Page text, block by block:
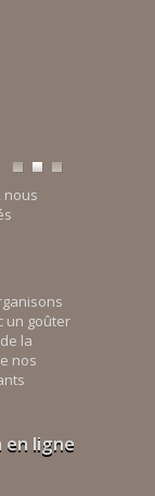
nous
un goûter
la
nos
ligne